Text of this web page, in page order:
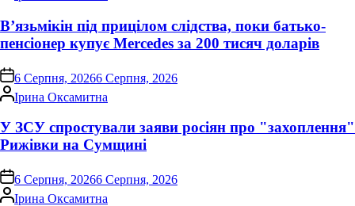
В’язьмікін під прицілом слідства, поки батько-
пенсіонер купує Mercedes за 200 тисяч доларів
on6 Серпня, 20266 Серпня, 2026
Опубліковано
Ірина Оксамитна
У ЗСУ спростували заяви росіян про "захоплення"
Рижівки на Сумщині
on6 Серпня, 20266 Серпня, 2026
Опубліковано
Ірина Оксамитна